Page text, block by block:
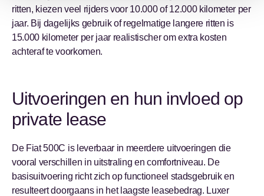
ritten, kiezen veel rijders voor 10.000 of 12.000 kilometer per
jaar. Bij dagelijks gebruik of regelmatige langere ritten is
15.000 kilometer per jaar realistischer om extra kosten
achteraf te voorkomen.
Uitvoeringen en hun invloed op
private lease
De Fiat 500C is leverbaar in meerdere uitvoeringen die
vooral verschillen in uitstraling en comfortniveau. De
basisuitvoering richt zich op functioneel stadsgebruik en
resulteert doorgaans in het laagste leasebedrag. Luxer